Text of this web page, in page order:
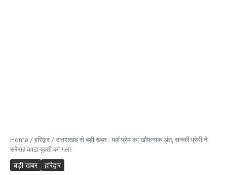
Home /हरिद्वार /उत्तराखंड से बड़ी खबर : यहाँ प्रेम का खौफनाक अंत, सनकी प्रेमी ने
सरेराह काटा युवती का गला
बड़ी खबर हरिद्वार